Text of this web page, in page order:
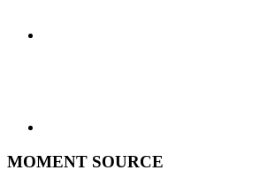
MOMENT SOURCE